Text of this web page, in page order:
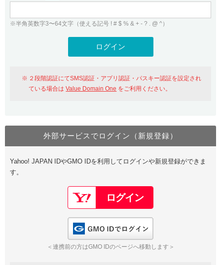
WHOIS検索
Value Domainにログイン
おすすめ One レンタルサーバーを含む最新の機能を使う方
Value Domain Oneにログイン
Google
GMO ID Amazon
※AmazonはValue Domain Oneのログイン画面へ遷移します
Value Domain Oneアカウント作成
以下でも登録可能
Google Yahoo!
GMO ID
※半角英数字3〜64文字（使える記号 ! # $ % & + - ? . @ ^）
２段階認証にてSMS認証・アプリ認証・パスキー認証を設定され
ている場合はValue Domain One をご利用ください。
外部サービスでログイン（新規登録）
Yahoo! JAPAN IDやGMO IDを利用してログインや新規登録ができま
す。
＜連携前の方はGMO IDのページへ移動します＞